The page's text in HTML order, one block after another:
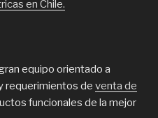
en Chile.
equipo orientado a
requerimientos de venta de
funcionales de la mejor